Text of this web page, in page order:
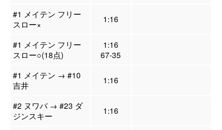
#1 メイテン フリー
スロー×
1:16
#1 メイテン フリー
スロー○(18点)
1:16
67-35
#1 メイテン → #10
吉井
1:16
#2 ヌワバ → #23 ダ
ジンスキー
1:16